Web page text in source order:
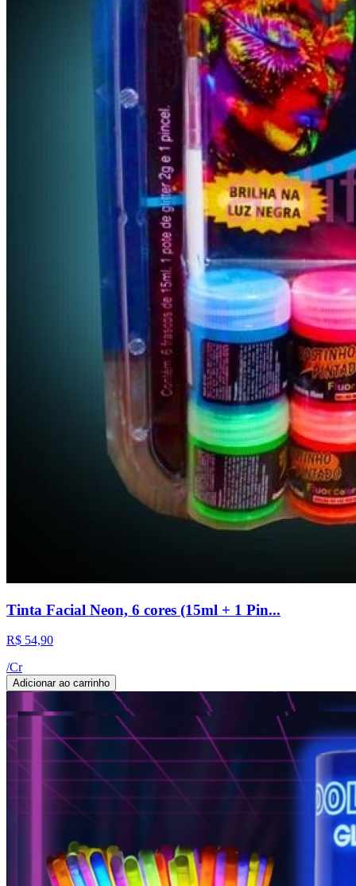
Tinta Facial Neon, 6 cores (15ml + 1 Pin...
R$ 54,90
/Cr
Adicionar ao carrinho